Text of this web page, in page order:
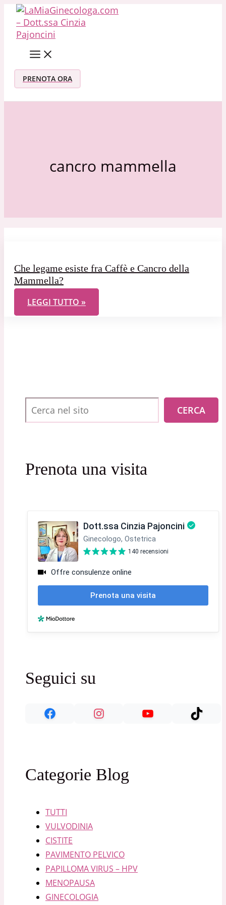
Vai al contenuto
PRENOTA ORA
cancro mammella
Che legame esiste fra Caffè e Cancro della
Mammella?
CHE LEGAME ESISTE FRA CAFFÈ E CANCRO DELLA
LEGGI TUTTO »
Cerca CERCA
Prenota una visita
Seguici su
Categorie Blog
TUTTI
VULVODINIA
CISTITE
PAVIMENTO PELVICO
PAPILLOMA VIRUS – HPV
MENOPAUSA
GINECOLOGIA